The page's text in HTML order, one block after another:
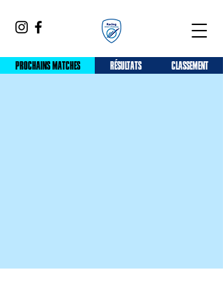
PROCHAINS MATCHES RÉSULTATS CLASSEMENT